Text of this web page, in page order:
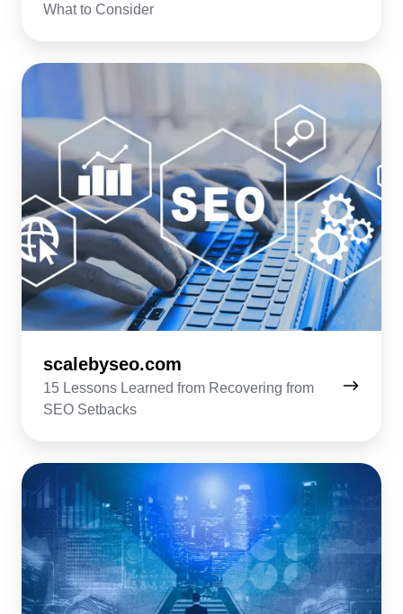
What to Consider
scalebyseo.com
15 Lessons Learned from Recovering from
SEO Setbacks
scalebyseo.com
capsulecrm.com